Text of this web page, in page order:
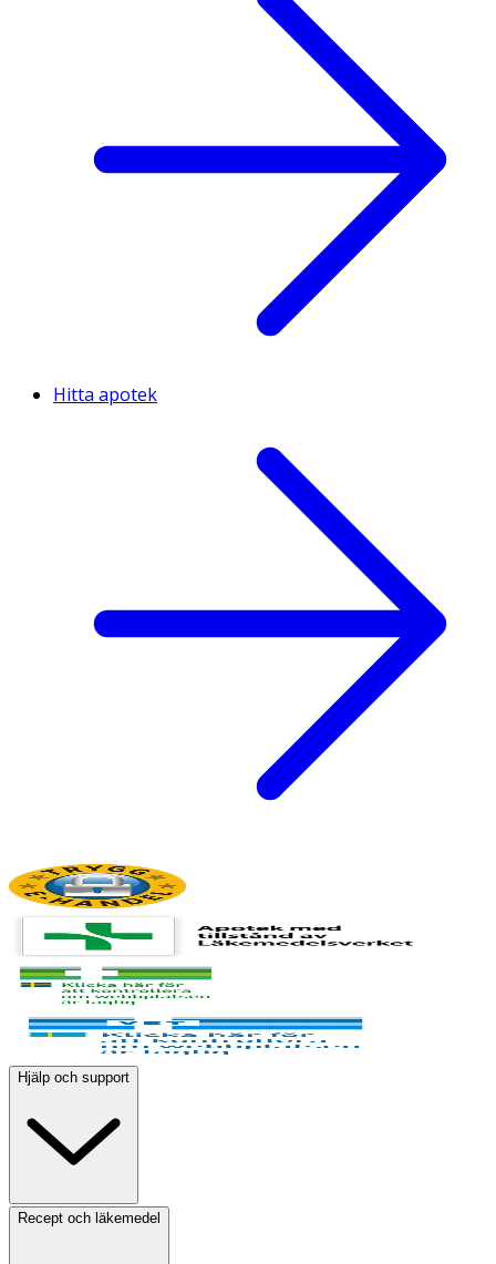
Hitta apotek
Hjälp och support
Recept och läkemedel